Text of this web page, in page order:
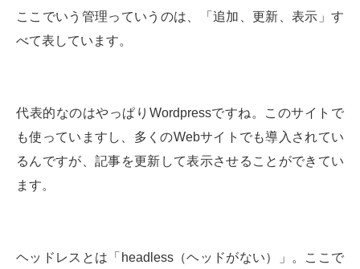
ここでいう管理っていうのは、「追加、更新、表示」す
べて表しています。
代表的なのはやっぱりWordpressですね。このサイトで
も使っていますし、多くのWebサイトでも導入されてい
るんですが、記事を更新して表示させることができてい
ます。
ヘッドレスとは「headless（ヘッドがない）」。ここで